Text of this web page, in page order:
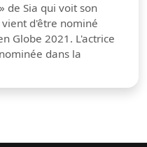
de Sia qui voit son
d'être nominé
Globe 2021. L'actrice
dans la